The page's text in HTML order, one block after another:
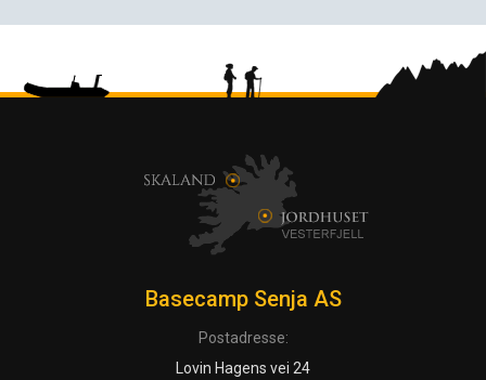
Basecamp Senja AS
Postadresse:
Lovin Hagens vei 24